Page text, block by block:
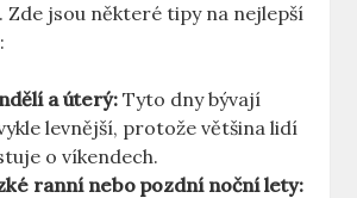
jsou některé tipy na nejlepší
a úterý: Tyto dny bývají
levnější, protože většina lidí
o víkendech.
ranní nebo pozdní noční lety: